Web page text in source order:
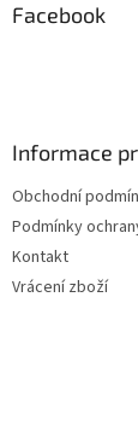
Facebook
Informace
Obchodní
Podmínky
Kontakt
Vrácení zboží